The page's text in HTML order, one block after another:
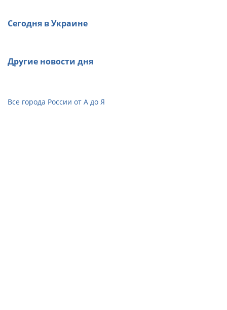
Сегодня в Украине
Другие новости дня
Все города России от А до Я